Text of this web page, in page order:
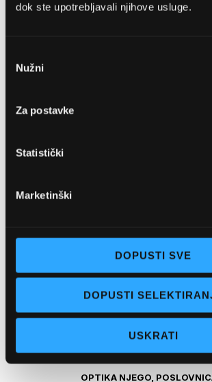
dok ste upotrebljavali njihove usluge.
pristanka
Nužni
Za postavke
Statistički
Marketinški
DOPUSTI SVE
DOPUSTI
USKRATI
OPTIKA NJEGO,
Pon - pet: 07 - 21h,
Sub: 07-21h
webshop@optikanjego.hr
OPTIKA NJEGO,